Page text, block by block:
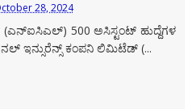
28, 2024
500 ಅಸಿಸ್ಟಂಟ್ ಹುದ್ದೆಗಳ
ಇನ್ಸುರೆನ್ಸ್ ಕಂಪನಿ ಲಿಮಿಟೆಡ್ (...